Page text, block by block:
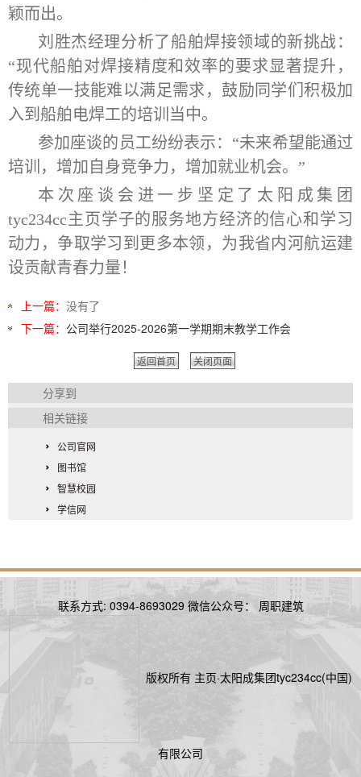
颖而出。
刘胜杰经理分析了船舶焊接领域的新挑战：
“现代船舶对焊接精度和效率的要求显著提升，
传统单一技能难以满足需求，鼓励同学们积极加
入到船舶电焊工的培训当中。
参加座谈的员工纷纷表示： “未来希望能通过
培训，增加自身竞争力，增加就业机会。”
本次座谈会进一步坚定了太阳成集团
tyc234cc主页学子的服务地方经济的信心和学习
动力，争取学习到更多本领，为我省内河航运建
设贡献青春力量！
上一篇： 没有了
下一篇： 公司举行2025-2026第一学期期末教学工作会
返回首页 关闭页面
分享到
相关链接
公司官网
图书馆
智慧校园
学信网
联系方式: 0394-8693029 微信公众号： 周职建筑
版权所有 主页·太阳成集团tyc234cc(中国)
有限公司